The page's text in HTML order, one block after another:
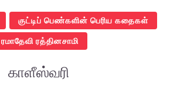
குட்டிப் பெண்களின் பெரிய கதைகள்
ரமாதேவி ரத்தினசாமி
காளீஸ்வரி